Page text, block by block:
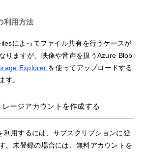
利用方法
によってファイル共有を行うケースが
りますが、映像や音声を扱うAzure Blob
Explorer を使ってアップロードする
す。
ージアカウントを作成する
利用するには、サブスクリプションに登
。未登録の場合には、無料アカウントを